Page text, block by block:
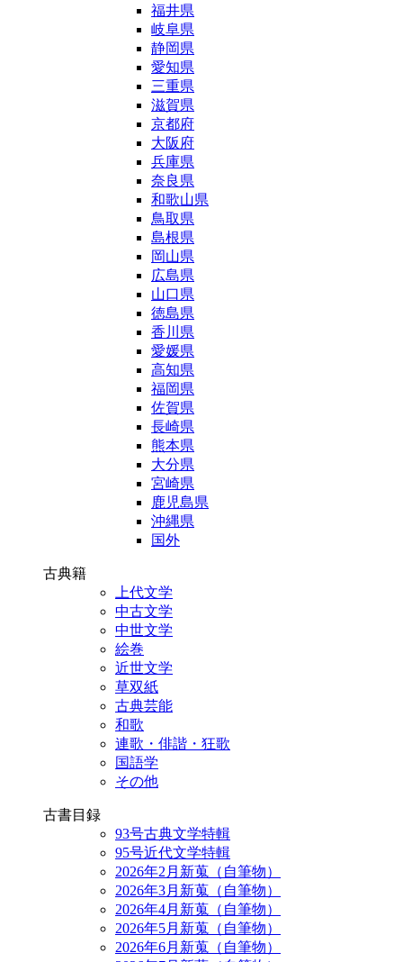
福井県
岐阜県
静岡県
愛知県
三重県
滋賀県
京都府
大阪府
兵庫県
奈良県
和歌山県
鳥取県
島根県
岡山県
広島県
山口県
徳島県
香川県
愛媛県
高知県
福岡県
佐賀県
長崎県
熊本県
大分県
宮崎県
鹿児島県
沖縄県
国外
古典籍
上代文学
中古文学
中世文学
絵巻
近世文学
草双紙
古典芸能
和歌
連歌・俳諧・狂歌
国語学
その他
古書目録
93号古典文学特輯
95号近代文学特輯
2026年2月新蒐（自筆物）
2026年3月新蒐（自筆物）
2026年4月新蒐（自筆物）
2026年5月新蒐（自筆物）
2026年6月新蒐（自筆物）